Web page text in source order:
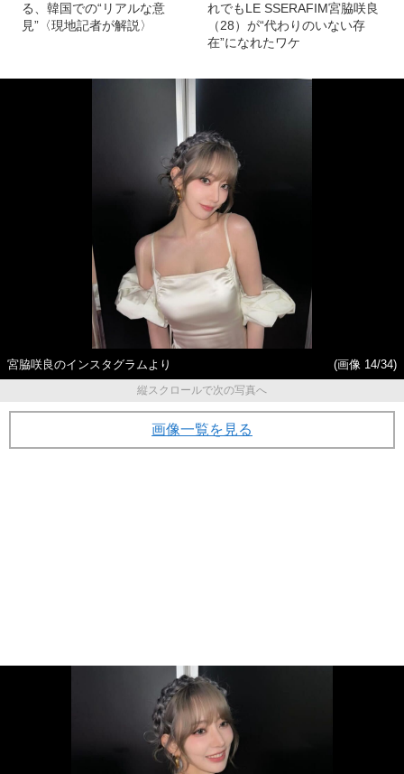
る、韓国での“リアルな意
見”〈現地記者が解説〉
れでもLE SSERAFIM宮脇咲良
（28）が“代わりのいない存
在”になれたワケ
宮脇咲良のインスタグラムより
(画像 14/34)
縦スクロールで次の写真へ
画像一覧を見る